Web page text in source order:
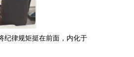
纪律规矩挺在前面，内化于